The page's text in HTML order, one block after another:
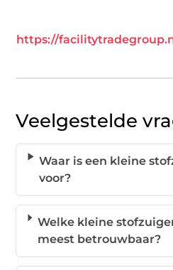
https://
Veelgestelde
Waar is een kleine
voor?
Welke kleine
meest betrouwbaar?